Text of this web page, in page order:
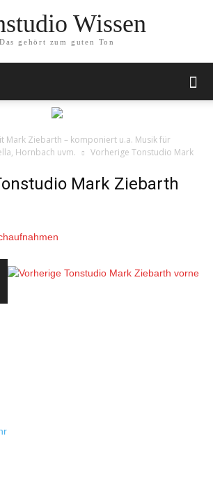
Wissen
Das gehört zum guten Ton
Mark Ziebarth – komponiert u.a. Musik für
Hornbach uvm.
Vorherige Tonstudio Mark
Mark Ziebarth